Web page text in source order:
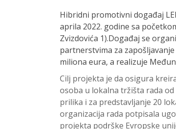
Hibridni promotivni događaj
aprila 2022. godine sa
Zvizdovića 1).Događaj se
partnerstvima za
miliona eura, a realizuje
Cilj projekta je da osigura
osoba u lokalna tržišta rada
prilika i za predstavljanje 20
organizacija rada potpisala
projekta podrške Evropske